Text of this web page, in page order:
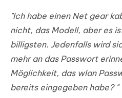
iAnyGo
"Ich habe einen Net gear
nicht, das Modell, aber es
billigsten. Jedenfalls wird
mehr an das Passwort
Möglichkeit, das wlan
bereits eingegeben habe? "